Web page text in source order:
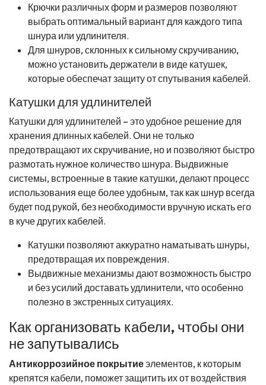
Крючки различных форм и размеров позволяют
выбрать оптимальный вариант для каждого типа
шнура или удлинителя.
Для шнуров, склонных к сильному скручиванию,
можно установить держатели в виде катушек,
которые обеспечат защиту от спутывания кабелей.
Катушки для удлинителей
Катушки для удлинителей – это удобное решение для
хранения длинных кабелей. Они не только
предотвращают их скручивание, но и позволяют быстро
размотать нужное количество шнура. Выдвижные
системы, встроенные в такие катушки, делают процесс
использования еще более удобным, так как шнур всегда
будет под рукой, без необходимости вручную искать его
в куче других кабелей.
Катушки позволяют аккуратно наматывать шнуры,
предотвращая их повреждения.
Выдвижные механизмы дают возможность быстро
и без усилий доставать удлинители, что особенно
полезно в экстренных ситуациях.
Как организовать кабели, чтобы они
не запутывались
Антикоррозийное покрытиеэлементов, к которым
крепятся кабели, поможет защитить их от воздействия